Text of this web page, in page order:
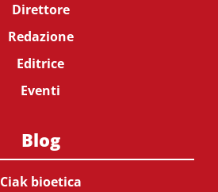
Direttore
Redazione
Editrice
Eventi
Blog
Ciak bioetica